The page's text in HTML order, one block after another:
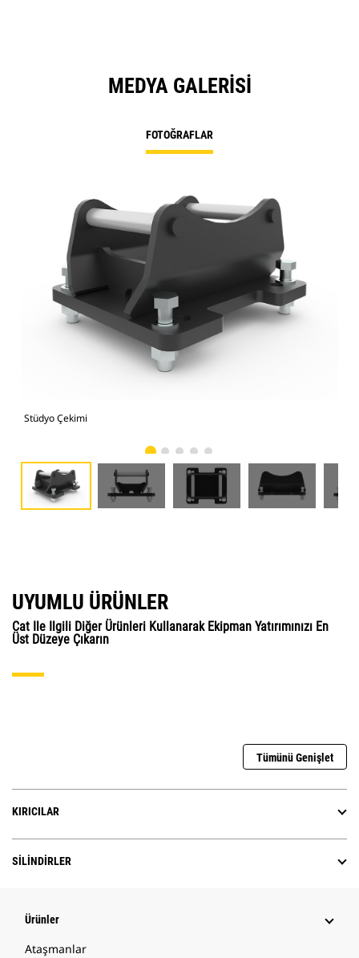
MEDYA GALERISI
FOTOĞRAFLAR
Stüdyo Çekimi
UYUMLU ÜRÜNLER
Cat Ile Ilgili Diğer Ürünleri Kullanarak Ekipman Yatırımınızı En
Üst Düzeye Çıkarın
Tümünü Genişlet
KIRICILAR
SILINDIRLER
Ürünler
Ataşmanlar